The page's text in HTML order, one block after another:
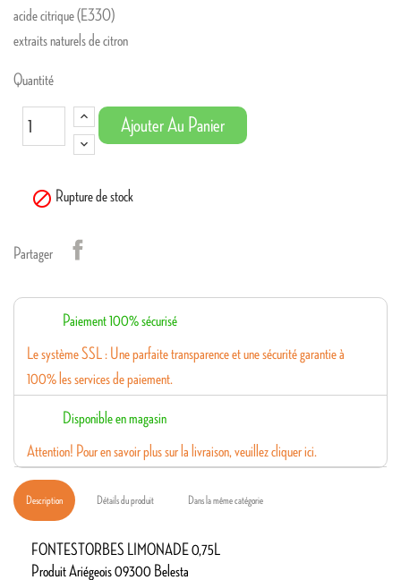
acide citrique (E330)
extraits naturels de citron
Quantité
Ajouter Au Panier
 Rupture de stock
Partager
Paiement 100% sécurisé
Le système SSL : Une parfaite transparence et une sécurité garantie à
100% les services de paiement.
Disponible en magasin
Attention! Pour en savoir plus sur la livraison, veuillez cliquer ici.
Description Détails du produit Dans la même catégorie
FONTESTORBES LIMONADE 0,75L
Produit Ariégeois 09300 Belesta